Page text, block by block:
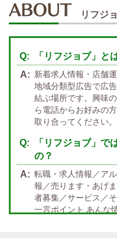
かけもちOK
週1日～OK
指名バック率高め
託児所紹介あり
資格者優遇
宿泊・送迎あり
経験者優遇
経験者歓迎
未経験者金着
静岡
関西 エリア
九州・沖縄 エリア
大分 福岡 佐賀 長崎
中四国 エリア
岡山 鳥取 広島 島根
リフジ
「リフジョブ」と
新着求人情報・店舗
地域分類型広告で広
結ぶ場所です。興味
ら電話からお好みの
取り合ってください。
「リフジョブ」で
の？
転職・求人情報／ア
報／売ります・あげ
者募集／サービス／
一言ポイント あんな